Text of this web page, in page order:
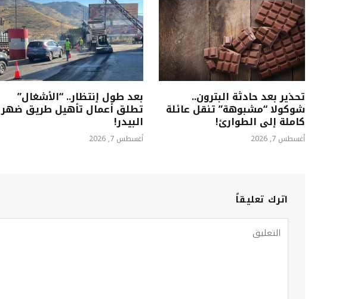
تحذير بعد حادثة البترون..
شوكولا “مشبوهة” تنقل عائلة
كاملة إلى الطوارئ!
أغسطس 7, 2026
بعد طول ٳنتظار.. “الأشغال”
تطلق أعمال تأهيل طريق ضهر
البيدر!
أغسطس 7, 2026
اترك تعليقاً